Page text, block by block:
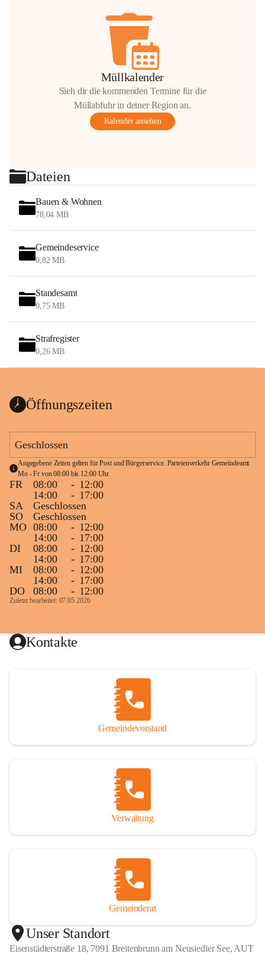
Müllkalender
Sieh dir die kommenden Termine für die
Müllabfuhr in deiner Region an.
Kalender ansehen
Dateien
Bauen & Wohnen
78,04 MB
Gemeindeservice
0,82 MB
Standesamt
0,75 MB
Strafregister
0,26 MB
Öffnungszeiten
Geschlossen
Angegebene Zeiten gelten für Post und Bürgerservice. Parteienverkehr Gemeindeamt
Mo - Fr von 08:00 bis 12:00 Uhr.
FR 08:00 - 12:00
14:00
- 17:00
SA
Geschlossen
SO
Geschlossen
MO 08:00 - 12:00
14:00
- 17:00
DI
08:00 - 12:00
14:00
- 17:00
MI
08:00 - 12:00
14:00
- 17:00
DO
08:00 - 12:00
Zuletzt bearbeitet: 07.05.2026
Kontakte
Gemeindevorstand
Verwaltung
Gemeinderat
Unser Standort
Eisenstädterstraße 18, 7091 Breitenbrunn am Neusiedler See, AUT